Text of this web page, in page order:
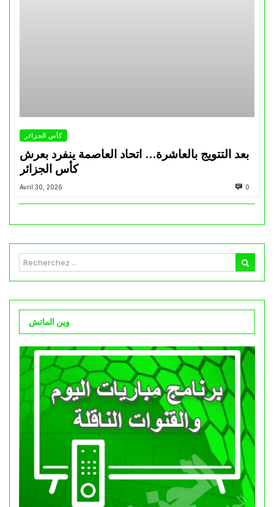
كأس الجزائر
بعد التتويج بالعاشرة… اتحاد العاصمة ينفرد بعرش
كأس الجزائر
Avril 30, 2026 0
وين الماتش